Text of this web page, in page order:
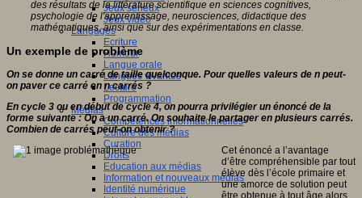
Jeux sérieux
Jeux vidéo
Langages
Ecriture
Humour
Langue orale
Langues vivantes
Lecture
Programmation
Médias
Compétences informationnelles
Culture des médias
Curation
Droits
Education aux médias
Information et nouveaux médias
Identité numérique
des résultats de la littérature scientifique en sciences cognitives,
psychologie de l'apprentissage, neurosciences, didactique des
mathématiques, ainsi que sur des expérimentations en classe.
Un exemple de problème
On se donne un carré de taille quelconque. Pour quelles valeurs de n peut-
on paver ce carré en n carrés ?
En cycle 3 ou en début de cycle 4, on pourra privilégier un énoncé de la
forme suivante : On a un carré. On souhaite le partager en plusieurs carrés.
Combien de carrés peut-on obtenir ?
Cet énoncé a l’avantage
d’être compréhensible par tout
élève dès l’école primaire et
une amorce de solution peut
être obtenue à tout âge alors